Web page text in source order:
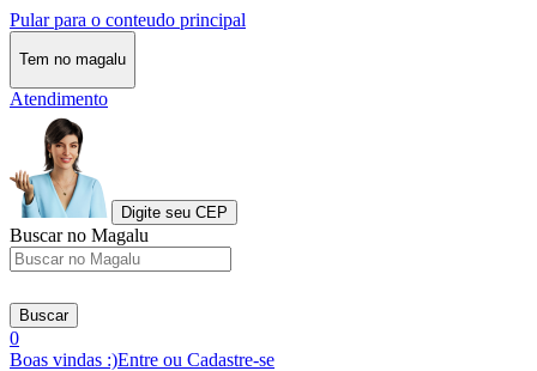
Pular para o conteudo principal
Tem no magalu
Atendimento
Digite seu CEP
Buscar no Magalu
Buscar
0
Boas vindas :)Entre ou Cadastre-se